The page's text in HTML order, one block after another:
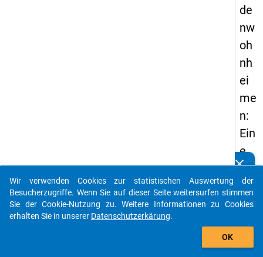
de
nw
oh
nh
ei
me
n:
Ein
e
gut
e
Alt
clear
Kennen Sie Publikationen, die auf Basis unserer
Datenpakete entstanden sind? Dann teilen Sie uns diese
bitte mit...
auto_stories
Wir verwenden Cookies zur statistischen Auswertung der
Besucherzugriffe. Wenn Sie auf dieser Seite weitersurfen stimmen
Sie der Cookie-Nutzung zu. Weitere Informationen zu Cookies
erhalten Sie in unserer Datenschutzerkärung.
OK